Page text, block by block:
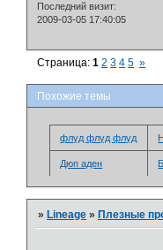
Последний визит:
2009-03-05 17:40:05
Страница:1 2 3 4 5 »
Похожие темы
флуд флуд флуд
Дюп аден
»Lineage »Плезные